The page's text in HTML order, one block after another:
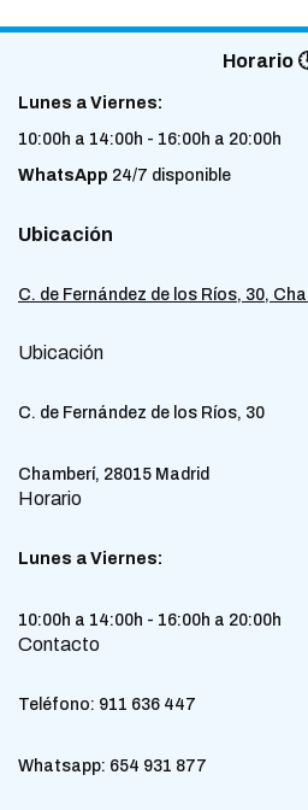
Horario
Lunes a Viernes:
10:00h a 14:00h - 16:00h a 20:00h
WhatsApp 24/7 disponible
Ubicación
C. de Fernández de los Ríos, 30,
Ubicación
C. de Fernández de los Ríos, 30
Chamberí, 28015 Madrid
Horario
Lunes a Viernes:
10:00h a 14:00h - 16:00h a 20:00h
Contacto
Teléfono: 911 636 447
Whatsapp: 654 931 877